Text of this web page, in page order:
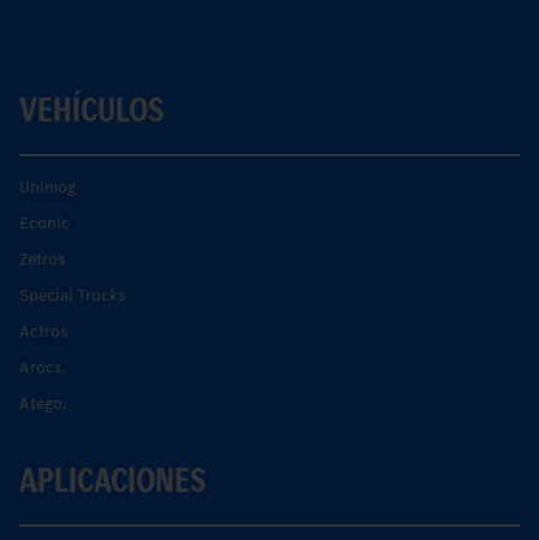
VEHÍCULOS
Unimog
Econic
Zetros
Special Trucks
Actros
Arocs.
Atego.
APLICACIONES